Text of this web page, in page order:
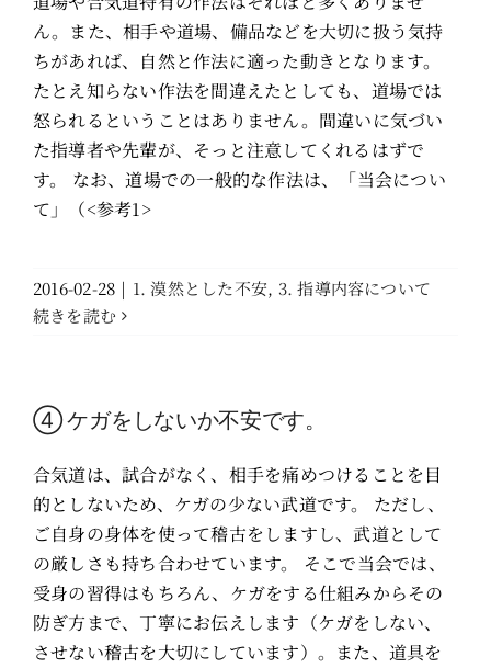
ん。また、相手や道場、備品などを大切に扱う気持
ちがあれば、自然と作法に適った動きとなります。
たとえ知らない作法を間違えたとしても、道場では
怒られるということはありません。間違いに気づい
た指導者や先輩が、そっと注意してくれるはずで
す。 なお、道場での一般的な作法は、「当会につい
て」（<参考1>
2016-02-28 | 1. 漠然とした不安, 3. 指導内容について
続きを読む
④ ケガをしないか不安です。
合気道は、試合がなく、相手を痛めつけることを目
的としないため、ケガの少ない武道です。 ただし、
ご自身の身体を使って稽古をしますし、武道として
の厳しさも持ち合わせています。 そこで当会では、
受身の習得はもちろん、ケガをする仕組みからその
防ぎ方まで、丁寧にお伝えします（ケガをしない、
させない稽古を大切にしています）。また、道具を